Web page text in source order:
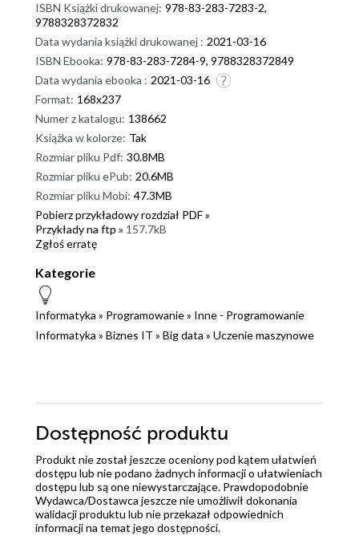
), a także kod jest niekompletny. Pojawia się
odwołanie do obiektu poprzez self. a kod nie realizuje
obiektu. Coś poszło mocno nie tak. Autor odsyła co
prawda do kodu w zewnętrznym źródle ale w książce
jest to mocno pomylone. Pomimo tego
niedociągnięcia książkę polecam osobom które
orientują się w temacie.
ISBN Książki drukowanej: 978-83-283-7283-2,
9788328372832
Data wydania książki drukowanej : 2021-03-16
ISBN Ebooka: 978-83-283-7284-9, 9788328372849
Data wydania ebooka : 2021-03-16
Format: 168x237
Numer z katalogu: 138662
Książka w kolorze: Tak
Rozmiar pliku Pdf: 30.8MB
Rozmiar pliku ePub: 20.6MB
Rozmiar pliku Mobi: 47.3MB
Pobierz przykładowy rozdział PDF »
Przykłady na ftp » 157.7kB
Zgłoś erratę
Kategorie
Informatyka » Programowanie» Inne - Programowanie
Informatyka » Biznes IT » Big data » Uczenie maszynowe
Dostępność produktu
Produkt nie został jeszcze oceniony pod kątem ułatwień
dostępu lub nie podano żadnych informacji o ułatwieniach
dostępu lub są one niewystarczające. Prawdopodobnie
Wydawca/Dostawca jeszcze nie umożliwił dokonania
walidacji produktu lub nie przekazał odpowiednich
informacji na temat jego dostępności.